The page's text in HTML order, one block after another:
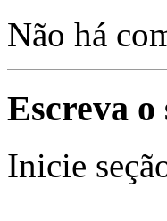
Não há
Escreva
Inicie